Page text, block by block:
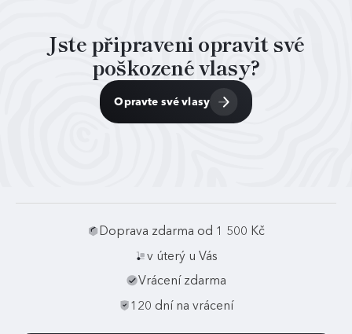
Jste připraveni opravit své
poškozené vlasy?
Opravte své vlasy
Doprava zdarma od 1 500 Kč
v úterý u Vás
Vrácení zdarma
120 dní na vrácení